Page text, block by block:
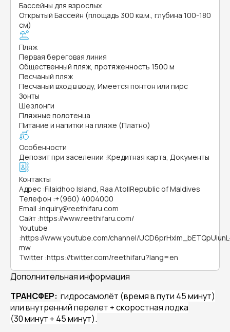
Бассейны для взрослых
Открытый Бассейн (площадь 300 кв.м., глубина 100-180
см)
Пляж
Первая береговая линия
Общественный пляж, протяженность 1500 м
Песчаный пляж
Песчаный вход в воду, Имеется понтон или пирс
Зонты
Шезлонги
Пляжные полотенца
Питание и напитки на пляже (Платно)
Особенности
Депозит при заселении :Кредитная карта, Документы
Контакты
Адрес :Filaidhoo Island, Raa AtollRepublic of Maldives
Телефон :+(960) 4004000
Email :inquiry@reethifaru.com
Сайт :https://www.reethifaru.com/
Youtube
:https://www.youtube.com/channel/
mw
Twitter :https://twitter.com/reethifaru?lang=en
Дополнительная информация
ТРАНСФЕР: гидросамолёт (время в пути 45 минут)
или внутренний перелет + скоростная лодка
(30 минут + 45 минут).